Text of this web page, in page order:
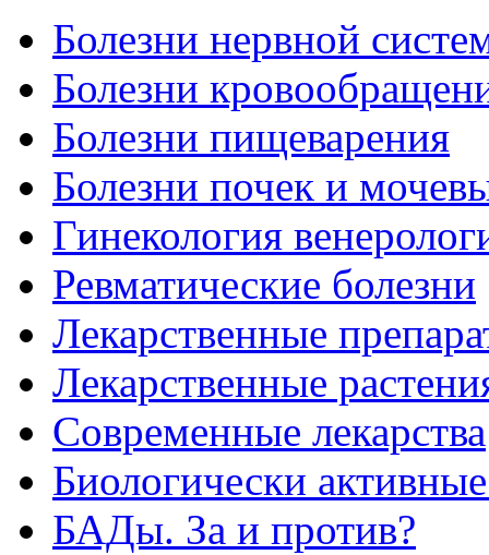
Болезни нервной
Болезни
Болезни пищеварения
Болезни почек и
Гинекология
Ревматические болезни
Лекарственные
Лекарственные
Современные лекарства
Биологически
БАДы. За и против?